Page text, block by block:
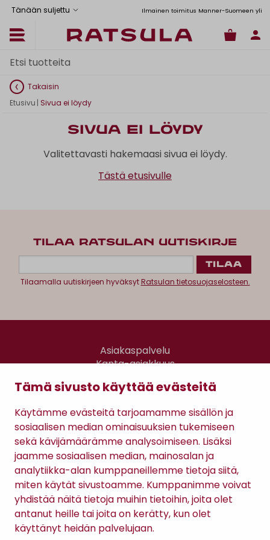
Tämä sivusto käyttää evästeitä
Käytämme evästeitä tarjoamamme sisällön ja
sosiaalisen median ominaisuuksien tukemiseen
sekä kävijämäärämme analysoimiseen. Lisäksi
jaamme sosiaalisen median, mainosalan ja
analytiikka-alan kumppaneillemme tietoja siitä,
miten käytät sivustoamme. Kumppanimme voivat
yhdistää näitä tietoja muihin tietoihin, joita olet
antanut heille tai joita on kerätty, kun olet
käyttänyt heidän palvelujaan.
Tänään suljettuToimituskulut alk. 6,90€ Ilmainen toimitus Manner-Suomeen yli
Takaisin
Etusivu | Sivua ei löydy
Sivua ei löydy
Valitettavasti hakemaasi sivua ei löydy.
Tästä etusivulle
TILAA RATSULAN UUTISKIRJE
Tilaamalla uutiskirjeen hyväksytRatsulan tietosuojaselosteen.
Asiakaspalvelu
Kanta-asiakkuus
Gomee Ratsula Café
Sopimusehdot
Tietosuojaseloste
Maksutavat